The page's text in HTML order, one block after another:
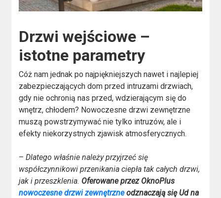
Drzwi wejściowe –
istotne parametry
Cóż nam jednak po najpiękniejszych nawet i najlepiej
zabezpieczających dom przed intruzami drzwiach,
gdy nie ochronią nas przed, wdzierającym się do
wnętrz, chłodem? Nowoczesne drzwi zewnętrzne
muszą powstrzymywać nie tylko intruzów, ale i
efekty niekorzystnych zjawisk atmosferycznych.
–Dlatego właśnie należy przyjrzeć się
współczynnikowi przenikania ciepła tak całych drzwi,
jak i przeszklenia. Oferowane przez OknoPlus
nowoczesne drzwi zewnętrzneodznaczają się Ud na